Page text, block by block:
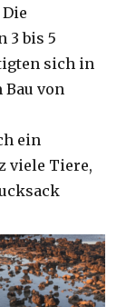
3 bis 5
sich in
von
ein
viele Tiere,